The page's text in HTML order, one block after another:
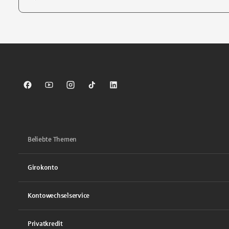
Sparkasse auf Facebook
Sparkasse auf Youtube
Sparkasse auf Instagram
Sparkasse auf TikTok
Sparkasse auf LinkedIn
Beliebte Themen
Girokonto
Kontowechselservice
Privatkredit